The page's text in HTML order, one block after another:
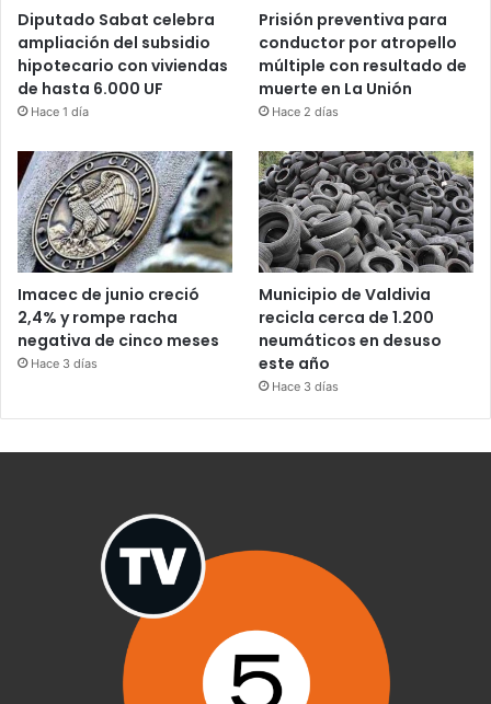
Diputado Sabat celebra
ampliación del subsidio
hipotecario con viviendas
de hasta 6.000 UF
Hace 1 día
Prisión preventiva para
conductor por atropello
múltiple con resultado de
muerte en La Unión
Hace 2 días
Imacec de junio creció
2,4% y rompe racha
negativa de cinco meses
Hace 3 días
Municipio de Valdivia
recicla cerca de 1.200
neumáticos en desuso
este año
Hace 3 días